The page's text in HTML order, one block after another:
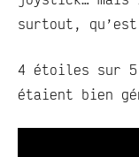
surtout, qu’est
4 étoiles sur 5
étaient bien